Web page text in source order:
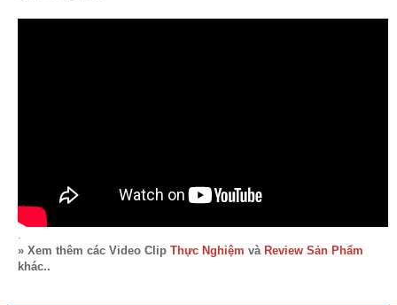
» Xem thêm các Video Clip Thực Nghiệm và Review Sản Phẩm
khác..